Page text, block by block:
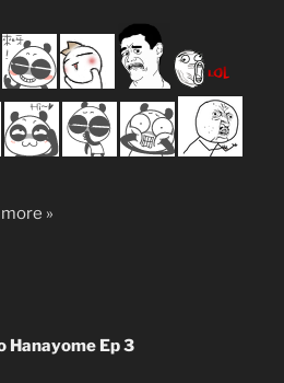
more »
Hanayome Ep 3